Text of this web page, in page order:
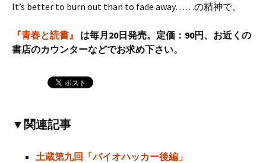
It’s better to burn out than to fade away……の精神で。
『青春と読書』
は毎月20日発売。定価：90円、お近くの
書店のカウンターなどでお求め下さい。
▼関連記事
土蔵第九回「バイオハッカー後編」